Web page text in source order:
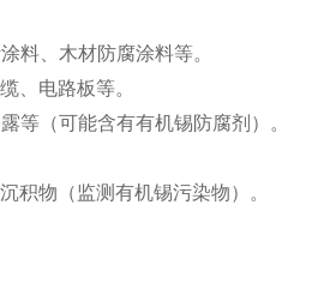
料、木材防腐涂料等。
、电路板等。
等（可能含有有机锡防腐剂）。
积物（监测有机锡污染物）。